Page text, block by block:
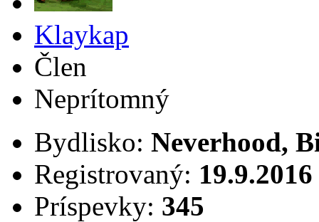
Klaykap
Člen
Neprítomný
Bydlisko: Neverhood,
Registrovaný: 19.9.2016
Príspevky: 345